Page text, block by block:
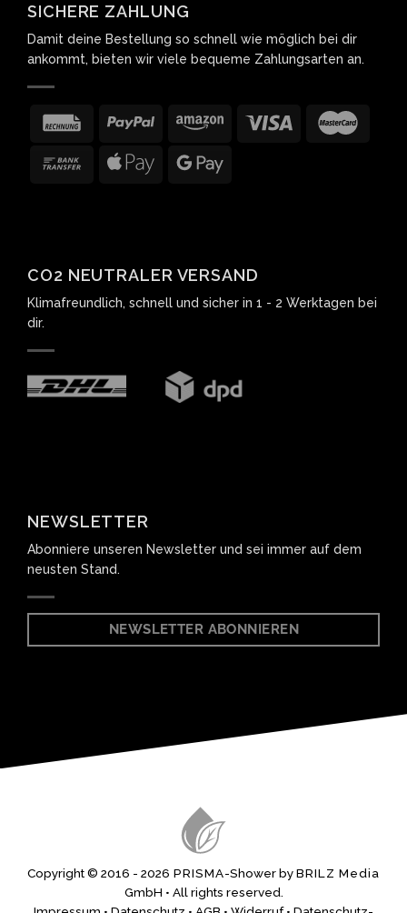
SICHERE ZAHLUNG
Damit deine Bestellung so schnell wie möglich bei dir
ankommt, bieten wir viele bequeme Zahlungsarten an.
CO2 NEUTRALER VERSAND
Klimafreundlich, schnell und sicher in 1 - 2 Werktagen bei
dir.
NEWSLETTER
Abonniere unseren Newsletter und sei immer auf dem
neusten Stand.
NEWSLETTER ABONNIEREN
Copyright © 2016 - 2026 PRISMA-Shower byBRILZ Media
GmbH • All rights reserved.